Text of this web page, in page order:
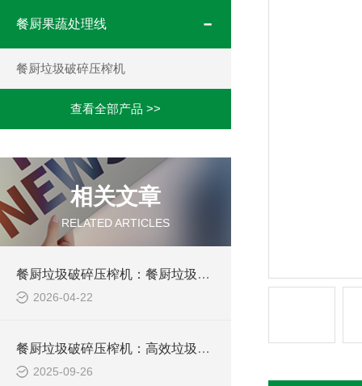
餐厨果蔬处理线
餐厨垃圾破碎压榨机
查看全部产品 >>
相关文章
RELATED ARTICLES
餐厨垃圾破碎压榨机：餐厨垃圾处理的“战士”
2026-04-22
餐厨垃圾破碎压榨机：高效垃圾处理的绿色解决方案
2025-09-26